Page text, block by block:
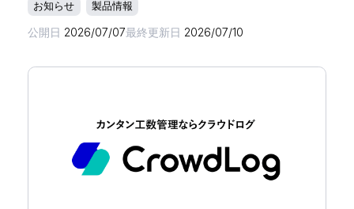
お知らせ 製品情報
公開日 2026/07/07最終更新日 2026/07/10